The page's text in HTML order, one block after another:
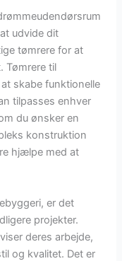
udvide dit
tømrere for at
Tømrere til
skabe funktionelle
tilpasses enhver
du ønsker en
konstruktion
hjælpe med at
er det
projekter.
deres arbejde,
og kvalitet. Det er